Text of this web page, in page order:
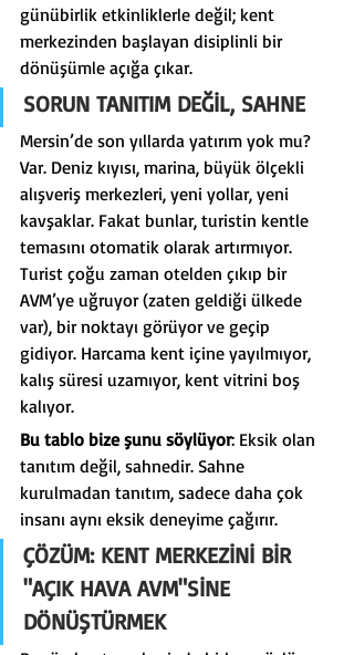
günübirlik etkinliklerle değil; kent
merkezinden başlayan disiplinli bir
dönüşümle açığa çıkar.
SORUN TANITIM DEĞİL, SAHNE
Mersin’de son yıllarda yatırım yok mu?
Var. Deniz kıyısı, marina, büyük ölçekli
alışveriş merkezleri, yeni yollar, yeni
kavşaklar. Fakat bunlar, turistin kentle
temasını otomatik olarak artırmıyor.
Turist çoğu zaman otelden çıkıp bir
AVM’ye uğruyor (zaten geldiği ülkede
var), bir noktayı görüyor ve geçip
gidiyor. Harcama kent içine yayılmıyor,
kalış süresi uzamıyor, kent vitrini boş
kalıyor.
Bu tablo bize şunu söylüyor: Eksik olan
tanıtım değil, sahnedir. Sahne
kurulmadan tanıtım, sadece daha çok
insanı aynı eksik deneyime çağırır.
ÇÖZÜM: KENT MERKEZİNİ BİR
"AÇIK HAVA AVM"SİNE
DÖNÜŞTÜRMEK